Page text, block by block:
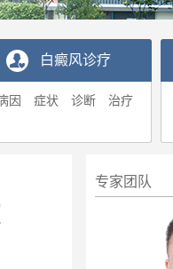
白癜风诊疗
因 症状 诊断 治疗
专家团队